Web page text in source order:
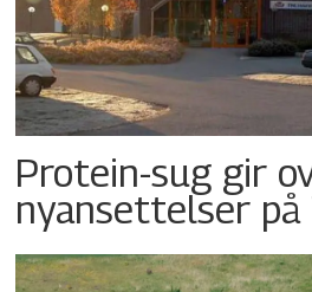
Protein-sug gir
nyansettelser på